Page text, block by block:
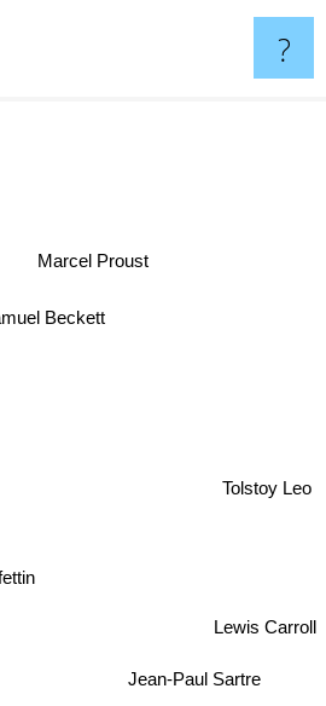
?
Tolstoy Leo
Beckett
Lewis Carroll
Marcel Proust